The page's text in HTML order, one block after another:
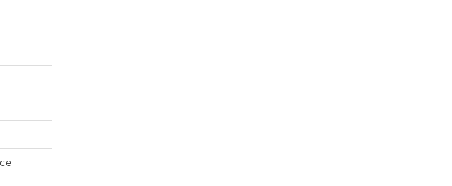
の色はPCモニターにより色目に相違が生じる場合があります。予めご了承下さい。
を許可無くご使用にならないで下さい。お使いになりたい場合はお問い合せよりご連絡下さい。
予告なく変更されることがあります。予めご了承下さい。
店舗では、一部商品にて割引率が異なります
ず屋内でお願いします。